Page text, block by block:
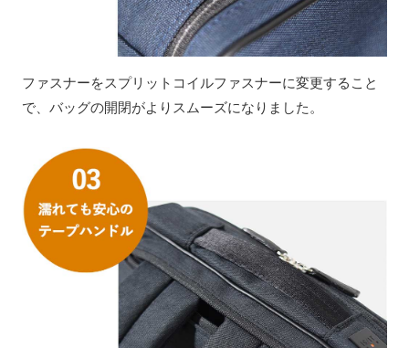
ファスナーをスプリットコイルファスナーに変更すること
で、バッグの開閉がよりスムーズになりました。